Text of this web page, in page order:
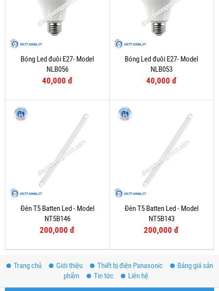
Bóng Led đuôi E27- Model
NLB056
40,000 đ
Bóng Led đuôi E27- Model
NLB053
40,000 đ
Đèn T5 Batten Led - Model
NT5B146
200,000 đ
Đèn T5 Batten Led - Model
NT5B143
200,000 đ
Trang chủ Giới thiệu Thiết bị điện Panasonic
Bảng giá sản
phẩm
Tin tức Liên hệ